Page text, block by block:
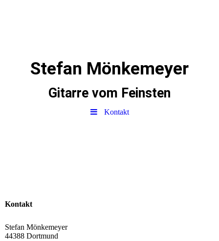
Stefan Mönkemeyer
Gitarre vom Feinsten
Kontakt
Kontakt
Stefan Mönkemeyer
44388 Dortmund